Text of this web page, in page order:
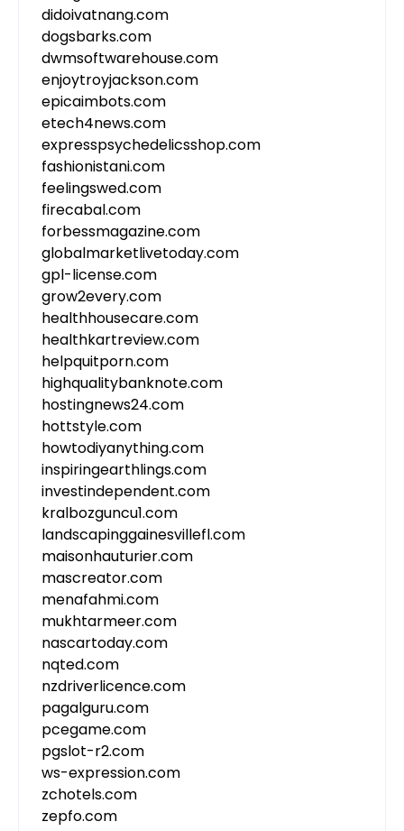
didoivatnang.com
dogsbarks.com
dwmsoftwarehouse.com
enjoytroyjackson.com
epicaimbots.com
etech4news.com
expresspsychedelicsshop.com
fashionistani.com
feelingswed.com
firecabal.com
forbessmagazine.com
globalmarketlivetoday.com
gpl-license.com
grow2every.com
healthhousecare.com
healthkartreview.com
helpquitporn.com
highqualitybanknote.com
hostingnews24.com
hottstyle.com
howtodiyanything.com
inspiringearthlings.com
investindependent.com
kralbozguncu1.com
landscapinggainesvillefl.com
maisonhauturier.com
mascreator.com
menafahmi.com
mukhtarmeer.com
nascartoday.com
nqted.com
nzdriverlicence.com
pagalguru.com
pcegame.com
pgslot-r2.com
ws-expression.com
zchotels.com
zepfo.com